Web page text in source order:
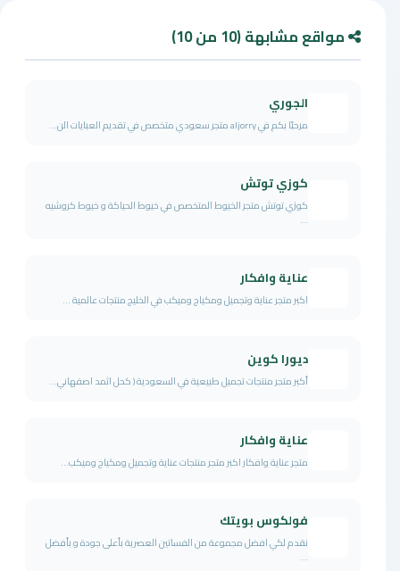
مواقع مشابهة (10 من 10)
الجوري
مرحبًا بكم في aljorry متجر سعودي متخصص في تقديم العبايات الن...
كوزي توتش
كوزي توتش متجر الخيوط المتخصص في خيوط الحياكة و خيوط كروشيه
...
عناية وافكار
اكبر متجر عناية وتجميل ومكياج وميكب في الخليج منتجات عالمية ...
ديورا كوين
أكبر متجر منتجات تجميل طبيعية في السعودية ( كحل اثمد اصفهاني...
عناية وافكار
متجر عناية وافكار اكبر متجر منتجات عناية وتجميل ومكياج وميكب...
فولكوس بويتك
نقدم لكي افضل مجموعة من الفساتين العصرية بأعلى جودة و بأفضل
...